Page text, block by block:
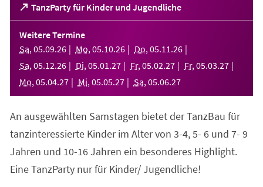
TanzParty für Kinder und Jugendliche
(Öffnet
in
einem
neuen
Tab)
Weitere Termine
Sa, 05.09.26 Mo, 05.10.26 Do, 05.11 .26
Sa, 05.12.26 Di, 05.01 .27 Fr, 05.02.27 Fr, 05.03.27
Mo, 05.04.27 Mi, 05.05.27 Sa, 05.06.27
An ausgewählten Samstagen bietet der TanzBau für
tanzinteressierte Kinder im Alter von 3-4, 5- 6 und 7- 9
Jahren und 10-16 Jahren ein besonderes Highlight.
Eine TanzParty nur für Kinder/ Jugendliche!